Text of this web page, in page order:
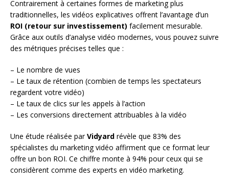
Contrairement à certaines formes de marketing plus
traditionnelles, les vidéos explicatives offrent l’avantage d’un
ROI (retour sur investissement) facilement mesurable.
Grâce aux outils d’analyse vidéo modernes, vous pouvez suivre
des métriques précises telles que :
– Le nombre de vues
– Le taux de rétention (combien de temps les spectateurs
regardent votre vidéo)
– Le taux de clics sur les appels à l’action
– Les conversions directement attribuables à la vidéo
Une étude réalisée parVidyard révèle que 83% des
spécialistes du marketing vidéo affirment que ce format leur
offre un bon ROI. Ce chiffre monte à 94% pour ceux qui se
considèrent comme des experts en vidéo marketing.